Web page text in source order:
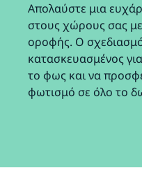
Απολαύστε μια
στους χώρους σας
οροφής. Ο
κατασκευασμένος
το φως και να
φωτισμό σε όλο το